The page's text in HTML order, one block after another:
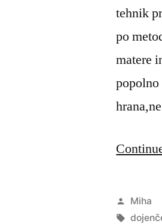
tehnik
po
matere
Posted
by
Miha
Tags: